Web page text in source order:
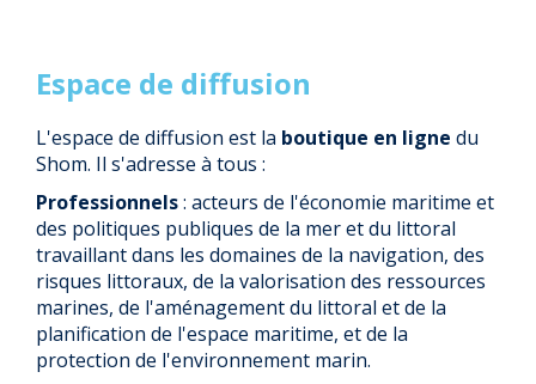
Espace de diffusion
L'espace de diffusion est la boutique en ligne du
Shom. Il s'adresse à tous :
Professionnels: acteurs de l'économie maritime et
des politiques publiques de la mer et du littoral
travaillant dans les domaines de la navigation, des
risques littoraux, de la valorisation des ressources
marines, de l'aménagement du littoral et de la
planification de l'espace maritime, et de la
protection de l'environnement marin.